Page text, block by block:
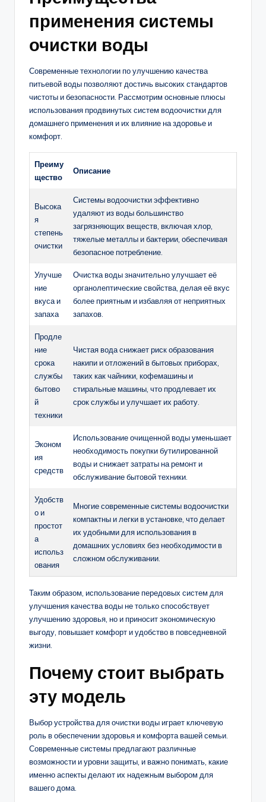
применения системы
очистки воды
Современные технологии по улучшению качества
питьевой воды позволяют достичь высоких стандартов
чистоты и безопасности. Рассмотрим основные плюсы
использования продвинутых систем водоочистки для
домашнего применения и их влияние на здоровье и
комфорт.
Преиму
щество
Описание
Высока
я
степень
очистки
Системы водоочистки эффективно
удаляют из воды большинство
загрязняющих веществ, включая хлор,
тяжелые металлы и бактерии, обеспечивая
безопасное потребление.
Улучше
ние
вкуса и
запаха
Очистка воды значительно улучшает её
органолептические свойства, делая её вкус
более приятным и избавляя от неприятных
запахов.
Продле
ние
срока
службы
бытово
й
техники
Чистая вода снижает риск образования
накипи и отложений в бытовых приборах,
таких как чайники, кофемашины и
стиральные машины, что продлевает их
срок службы и улучшает их работу.
Эконом
ия
средств
Использование очищенной воды уменьшает
необходимость покупки бутилированной
воды и снижает затраты на ремонт и
обслуживание бытовой техники.
Удобств
о и
простот
а
использ
ования
Многие современные системы водоочистки
компактны и легки в установке, что делает
их удобными для использования в
домашних условиях без необходимости в
сложном обслуживании.
Таким образом, использование передовых систем для
улучшения качества воды не только способствует
улучшению здоровья, но и приносит экономическую
выгоду, повышает комфорт и удобство в повседневной
жизни.
Почему стоит выбрать
эту модель
Выбор устройства для очистки воды играет ключевую
роль в обеспечении здоровья и комфорта вашей семьи.
Современные системы предлагают различные
возможности и уровни защиты, и важно понимать, какие
именно аспекты делают их надежным выбором для
вашего дома.